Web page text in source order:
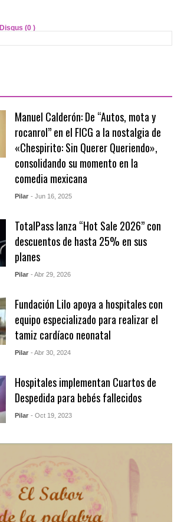
Disqus (0 )
Manuel Calderón: De “Autos, mota y
rocanrol” en el FICG a la nostalgia de
«Chespirito: Sin Querer Queriendo»,
consolidando su momento en la
comedia mexicana
Pilar - Jun 16, 2025
TotalPass lanza “Hot Sale 2026” con
descuentos de hasta 25% en sus
planes
Pilar - Abr 29, 2026
Fundación Lilo apoya a hospitales con
equipo especializado para realizar el
tamiz cardíaco neonatal
Pilar - Abr 30, 2024
Hospitales implementan Cuartos de
Despedida para bebés fallecidos
Pilar - Oct 19, 2023